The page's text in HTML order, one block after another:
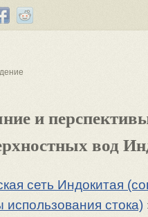
и
вод
сеть Индокитая
использования стока)